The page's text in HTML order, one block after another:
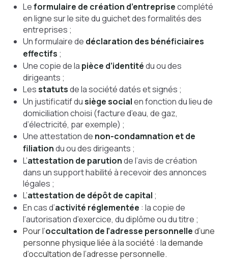
Leformulaire de création d’entreprisecomplété
en ligne sur le site du guichet des formalités des
entreprises ;
Un formulaire de déclaration des bénéficiaires
effectifs ;
Une copie de la pièce d’identitédu ou des
dirigeants ;
Lesstatutsde la société datés et signés ;
Un justificatif dusiège socialen fonction du lieu de
domiciliation choisi (facture d’eau, de gaz,
d’électricité, par exemple) ;
Une attestation de non-condamnation et de
filiationdu ou des dirigeants ;
L’attestation de parutionde l’avis de création
dans un support habilité à recevoir des annonces
légales ;
L’attestation de dépôt de capital ;
En cas d’activité réglementée : la copie de
l’autorisation d’exercice, du diplôme ou du titre ;
Pour l’occultation de l’adresse personnelled’une
personne physique liée à la société : la demande
d’occultation de l’adresse personnelle.